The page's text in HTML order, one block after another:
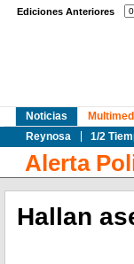
Ediciones Anteriores
Noticias
Reynosa
1/2
Alerta
Hallan